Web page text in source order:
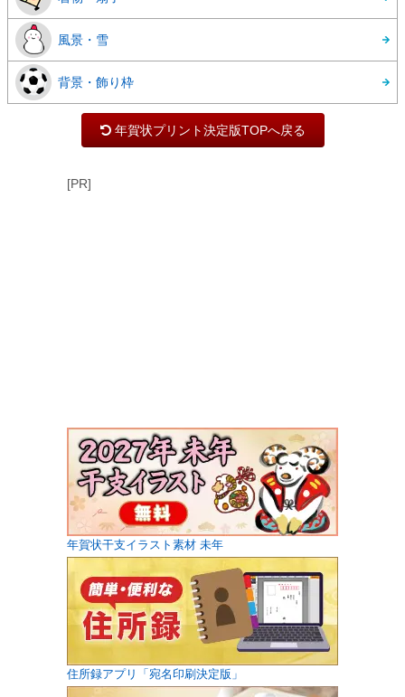
風景・雪
背景・飾り枠
年賀状プリント決定版TOPへ戻る
[PR]
年賀状干支イラスト素材 未年
住所録アプリ「宛名印刷決定版」